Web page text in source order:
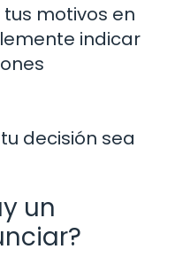
motivos en
indicar
decisión sea
un